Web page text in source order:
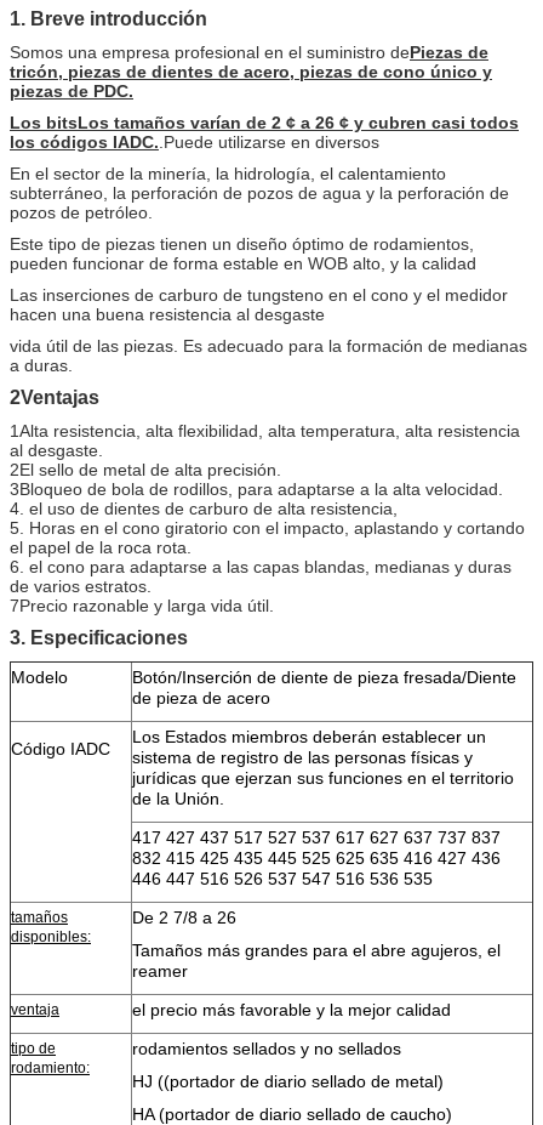
1. Breve introducción
Somos una empresa profesional en el suministro dePiezas de
tricón, piezas de dientes de acero, piezas de cono único y
piezas de PDC.
Los bitsLos tamaños varían de 2 ¢ a 26 ¢ y cubren casi todos
los códigos IADC. .Puede utilizarse en diversos
En el sector de la minería, la hidrología, el calentamiento
subterráneo, la perforación de pozos de agua y la perforación de
pozos de petróleo.
Este tipo de piezas tienen un diseño óptimo de rodamientos,
pueden funcionar de forma estable en WOB alto, y la calidad
Las inserciones de carburo de tungsteno en el cono y el medidor
hacen una buena resistencia al desgaste
vida útil de las piezas. Es adecuado para la formación de medianas
a duras.
2Ventajas
1Alta resistencia, alta flexibilidad, alta temperatura, alta resistencia
al desgaste.
2El sello de metal de alta precisión.
3Bloqueo de bola de rodillos, para adaptarse a la alta velocidad.
4. el uso de dientes de carburo de alta resistencia,
5. Horas en el cono giratorio con el impacto, aplastando y cortando
el papel de la roca rota.
6. el cono para adaptarse a las capas blandas, medianas y duras
de varios estratos.
7Precio razonable y larga vida útil.
3. Especificaciones
Modelo
Botón/Inserción de diente de pieza fresada/Diente
de pieza de acero
Código IADC
Los Estados miembros deberán establecer un
sistema de registro de las personas físicas y
jurídicas que ejerzan sus funciones en el territorio
de la Unión.
417 427 437 517 527 537 617 627 637 737 837
832 415 425 435 445 525 625 635 416 427 436
446 447 516 526 537 547 516 536 535
tamaños
disponibles:
De 2 7/8 a 26
Tamaños más grandes para el abre agujeros, el
reamer
ventaja el precio más favorable y la mejor calidad
tipo de
rodamiento:
rodamientos sellados y no sellados
HJ ((portador de diario sellado de metal)
HA (portador de diario sellado de caucho)